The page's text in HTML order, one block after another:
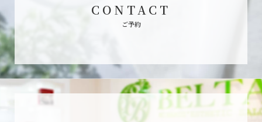
CONTACT
ご予約